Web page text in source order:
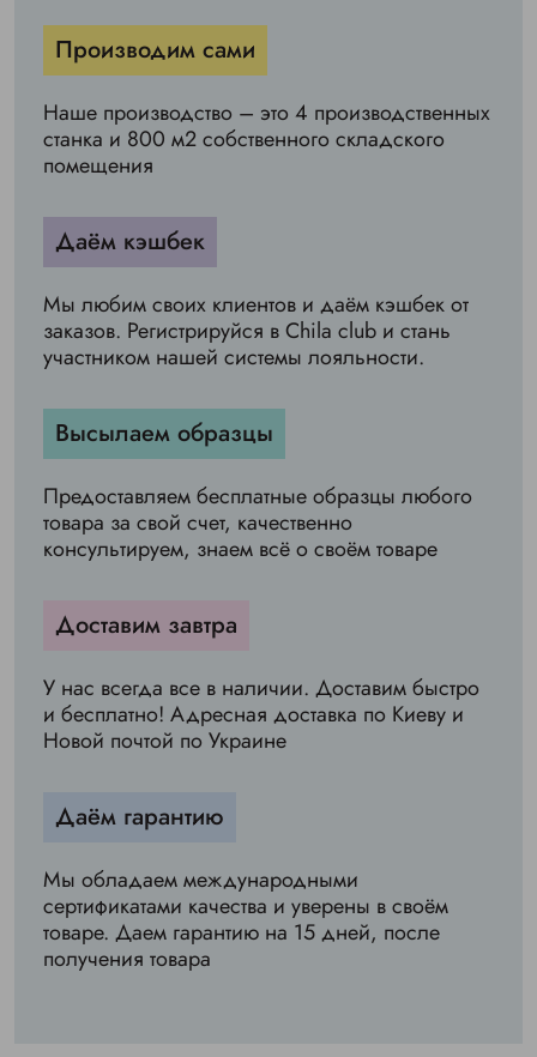
Производим сами
Наше производство – это 4 производственных
станка и 800 м2 собственного складского
помещения
Даём кэшбек
Мы любим своих клиентов и даём кэшбек от
заказов. Регистрируйся в Chila club и стань
участником нашей системы лояльности.
Высылаем образцы
Предоставляем бесплатные образцы любого
товара за свой счет, качественно
консультируем, знаем всё о своём товаре
Доставим завтра
У нас всегда все в наличии. Доставим быстро
и бесплатно! Адресная доставка по Киеву и
Новой почтой по Украине
Даём гарантию
Мы обладаем международными
сертификатами качества и уверены в своём
товаре. Даем гарантию на 15 дней, после
получения товара